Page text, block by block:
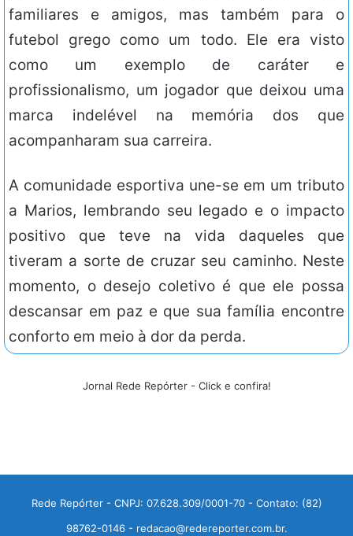
familiares e amigos, mas também para o
futebol grego como um todo. Ele era visto
como um exemplo de caráter e
profissionalismo, um jogador que deixou uma
marca indelével na memória dos que
acompanharam sua carreira.
A comunidade esportiva une-se em um tributo
a Marios, lembrando seu legado e o impacto
positivo que teve na vida daqueles que
tiveram a sorte de cruzar seu caminho. Neste
momento, o desejo coletivo é que ele possa
descansar em paz e que sua família encontre
conforto em meio à dor da perda.
Jornal Rede Repórter - Click e confira!
Rede Repórter - CNPJ: 07.628.309/0001-70 - Contato: (82)
98762-0146 - redacao@redereporter.com.br.